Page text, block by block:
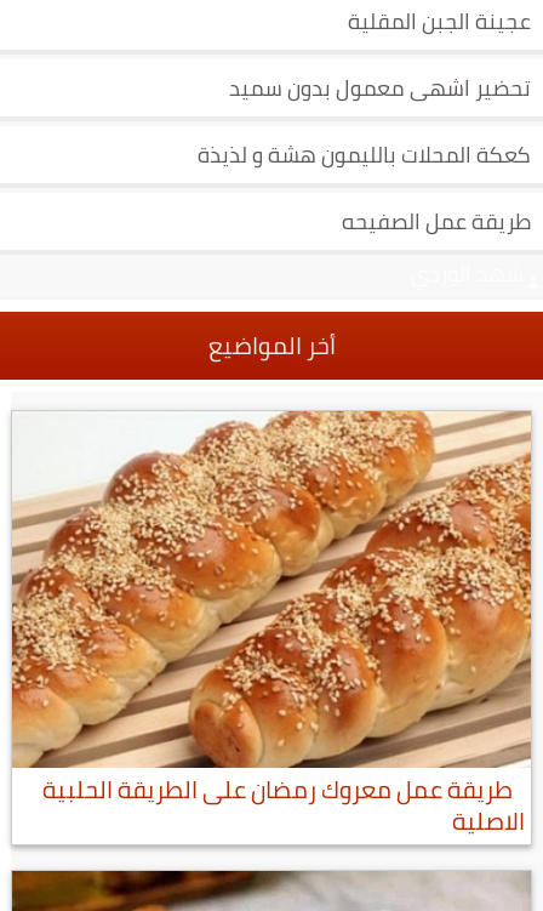
عجينة الجبن المقلية
تحضير اشهى معمول بدون سميد
كعكة المحلات بالليمون هشة و لذيذة
طريقة عمل الصفيحه
أخر المواضيع
طريقة عمل معروك رمضان على الطريقة الحلبية
الاصلية